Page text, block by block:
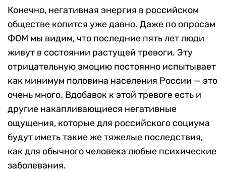
Конечно, негативная энергия в российском
обществе копится уже давно. Даже по опросам
ФОМ мы видим, что последние пять лет люди
живут в состоянии растущей тревоги. Эту
отрицательную эмоцию постоянно испытывает
как минимум половина населения России — это
очень много. Вдобавок к этой тревоге есть и
другие накапливающиеся негативные
ощущения, которые для российского социума
будут иметь такие же тяжелые последствия,
как для обычного человека любые психические
заболевания.